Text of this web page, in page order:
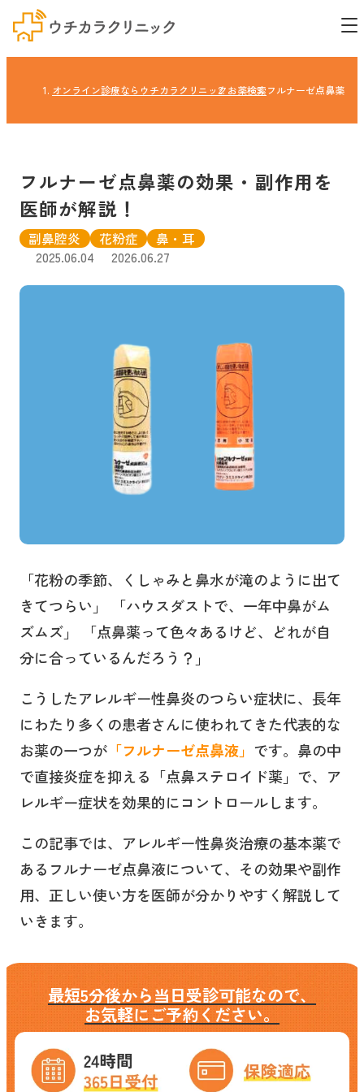
オンライン診療ならウチカラクリニックお薬検索フルナーゼ点鼻薬の
フルナーゼ点鼻薬の効果・副作用を
医師が解説！
副鼻腔炎 花粉症
鼻・耳
2025.06.04
2026.06.27
「花粉の季節、くしゃみと鼻水が滝のように出て
きてつらい」 「ハウスダストで、一年中鼻がム
ズムズ」 「点鼻薬って色々あるけど、どれが自
分に合っているんだろう？」
こうしたアレルギー性鼻炎のつらい症状に、長年
にわたり多くの患者さんに使われてきた代表的な
お薬の一つが 「フルナーゼ点鼻液」 です。鼻の中
で直接炎症を抑える「点鼻ステロイド薬」で、ア
レルギー症状を効果的にコントロールします。
この記事では、アレルギー性鼻炎治療の基本薬で
あるフルナーゼ点鼻液について、その効果や副作
用、正しい使い方を医師が分かりやすく解説して
いきます。
最短5分後から当日受診可能なので、
お気軽にご予約ください。